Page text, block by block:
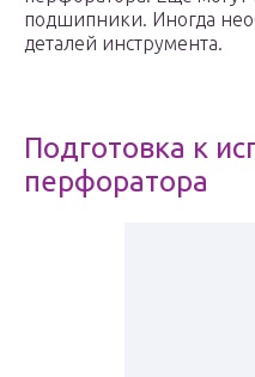
подшипники. Иногда
деталей инструмента.
Подготовка к
перфоратора